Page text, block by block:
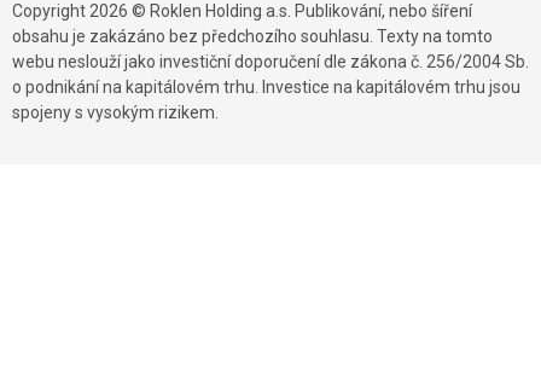
Copyright 2026 © Roklen Holding a.s. Publikování, nebo šíření
obsahu je zakázáno bez předchozího souhlasu. Texty na tomto
webu neslouží jako investiční doporučení dle zákona č. 256/2004 Sb.
o podnikání na kapitálovém trhu. Investice na kapitálovém trhu jsou
spojeny s vysokým rizikem.